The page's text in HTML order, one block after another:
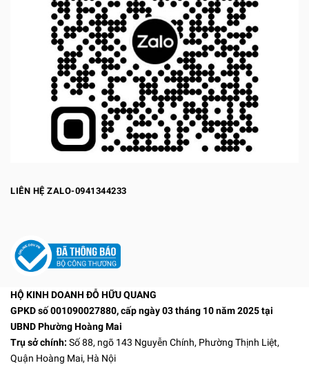
LIÊN HỆ ZALO-0941344233
HỘ KINH DOANH ĐỖ HỮU QUANG
GPKD số 001090027880, cấp ngày 03 tháng 10 năm 2025 tại
UBND Phường Hoàng Mai
Trụ sở chính: Số 88, ngõ 143 Nguyễn Chính, Phường Thịnh Liệt,
Quận Hoàng Mai, Hà Nội